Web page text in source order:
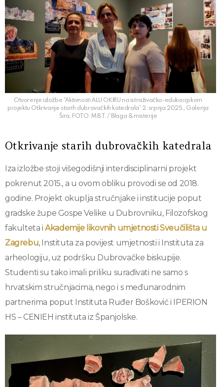
Otvorenje izložbe “Aktivnosti ALU OKIRU na istraživačko-edukacijskom
projektu Otkrivanje starih dubrovačkih katedrala” 2. srpnja 2025., Galerija
Šira, FOTO: M.B.T. / Blaga & misterije
Otkrivanje starih dubrovačkih katedrala
Iza izložbe stoji višegodišnji interdisciplinarni projekt
pokrenut 2015., a u ovom obliku provodi se od 2018.
godine. Projekt okuplja stručnjake i institucije poput
gradske župe Gospe Velike u Dubrovniku, Filozofskog
fakulteta iAkademije likovnih umjetnosti Sveučilišta u
Zagrebu, Instituta za povijest umjetnosti i Instituta za
arheologiju, uz podršku Dubrovačke biskupije.
Studenti su tako imali priliku surađivati ne samo s
hrvatskim stručnjacima, nego i s međunarodnim
partnerima poput Instituta Ruđer Bošković i IPERION
HS – CENIEH instituta iz Španjolske.